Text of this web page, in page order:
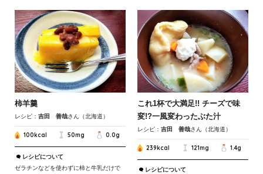
柿羊羹
レシピ：吉田 善哉さん（北海道）
100kcal 50mg 0.0g
レシピについて
ゼラチンなどを使わずに柿と牛乳だけで
これ1杯で大満足!! チーズで味
変!?一風変わったぶた汁
レシピ：吉田 善哉さん（北海道）
239kcal 121mg 1.4g
レシピについて